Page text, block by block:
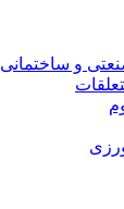
و ساختمانی